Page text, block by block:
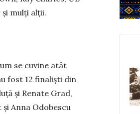
mulţi alţii.
se cuvine atât
fost 12 finalişti din
și Renate Grad,
Anna Odo­bescu